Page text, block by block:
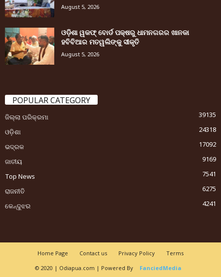
August 5, 2026
ଓଡ଼ିଶା ୱକଫ୍ ବୋର୍ଡ ପକ୍ଷରୁ ଧାମନଗରର ଖାନକା
ହବିବିଆର ମତୱଲିଙ୍କୁ ସୀକୃତି
August 5, 2026
POPULAR CATEGORY
ଜିଲ୍ଲା ପରିକ୍ରମା
39135
ଓଡ଼ିଶା
24318
ଭଦ୍ରକ
17092
ଜାତୀୟ
9169
Top News
7541
ରାଜନୀତି
6275
କେନ୍ଦୁଝର
4241
Home Page Contact us Privacy Policy
Terms
© 2020 | Odiapua.com | Powered By
FanciedMedia